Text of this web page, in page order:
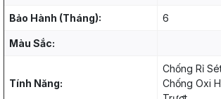
Bảo Hành (Tháng): 6
Màu Sắc:
Tính Năng:
Chống Rỉ
Chống Oxi